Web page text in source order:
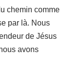
chemin comme
par là. Nous
de Jésus
avons